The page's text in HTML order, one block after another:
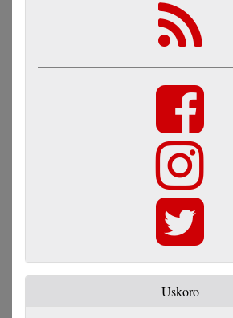
Uskoro